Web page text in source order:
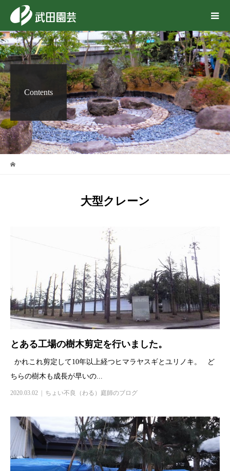
Contents
大型クレーン
とある工場の樹木剪定を行いました。
かれこれ剪定して10年以上経つヒマラヤスギとユリノキ。 ど
ちらの樹木も成長が早いの...
2020.03.02 ちょい不良（わる）庭師のブログ